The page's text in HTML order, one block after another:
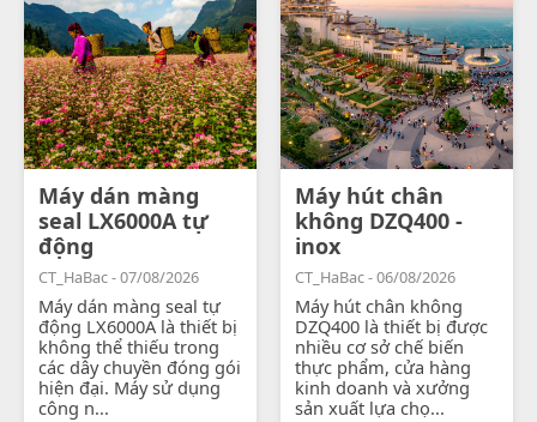
Máy dán màng
seal LX6000A tự
động
CT_HaBac - 07/08/2026
Máy dán màng seal tự
động LX6000A là thiết bị
không thể thiếu trong
các dây chuyền đóng gói
hiện đại. Máy sử dụng
công n...
Máy hút chân
không DZQ400 -
inox
CT_HaBac - 06/08/2026
Máy hút chân không
DZQ400 là thiết bị được
nhiều cơ sở chế biến
thực phẩm, cửa hàng
kinh doanh và xưởng
sản xuất lựa chọ...